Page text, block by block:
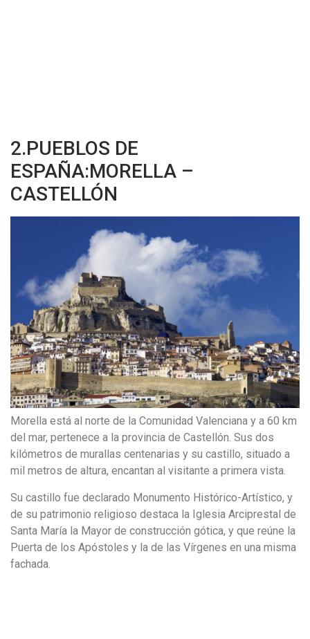
2.PUEBLOS DE
ESPAÑA:MORELLA –
CASTELLÓN
Morella está al norte de la Comunidad Valenciana y a 60 km
del mar, pertenece a la provincia de Castellón. Sus dos
kilómetros de murallas centenarias y su castillo, situado a
mil metros de altura, encantan al visitante a primera vista.
Su castillo fue declarado Monumento Histórico-Artístico, y
de su patrimonio religioso destaca la Iglesia Arciprestal de
Santa María la Mayor de construcción gótica, y que reúne la
Puerta de los Apóstoles y la de las Vírgenes en una misma
fachada.